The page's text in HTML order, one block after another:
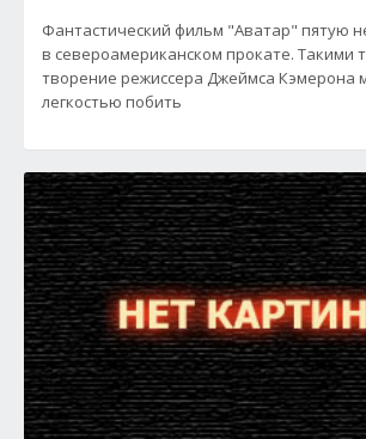
Фантастический фильм "Аватар" пятую
в североамериканском прокате. Такими
творение режиссера Джеймса Кэмерона
легкостью побить